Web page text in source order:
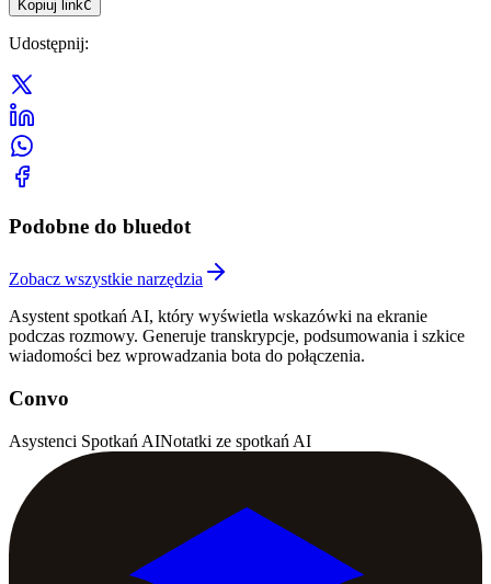
Kopiuj linkC
Udostępnij:
Podobne do bluedot
Zobacz wszystkie narzędzia
Asystent spotkań AI, który wyświetla wskazówki na ekranie
podczas rozmowy. Generuje transkrypcje, podsumowania i szkice
wiadomości bez wprowadzania bota do połączenia.
Convo
Asystenci Spotkań AINotatki ze spotkań AI